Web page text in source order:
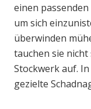
einen
um sich
überwinden
tauchen sie
Stockwerk auf.
gezielte